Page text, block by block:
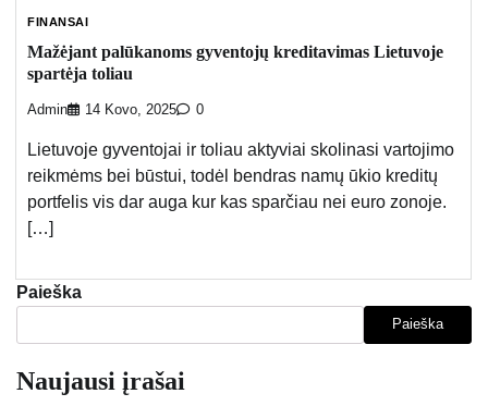
FINANSAI
Mažėjant palūkanoms gyventojų kreditavimas Lietuvoje
spartėja toliau
Admin 14 Kovo, 2025 0
Lietuvoje gyventojai ir toliau aktyviai skolinasi vartojimo
reikmėms bei būstui, todėl bendras namų ūkio kreditų
portfelis vis dar auga kur kas sparčiau nei euro zonoje.
[…]
Paieška
Paieška
Naujausi įrašai